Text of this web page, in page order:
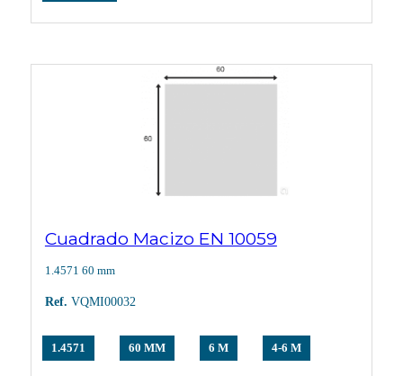
Cuadrado Macizo EN 10059
1.4571 60 mm
Ref. VQMI00032
1.4571 60 MM 6 M 4-6 M